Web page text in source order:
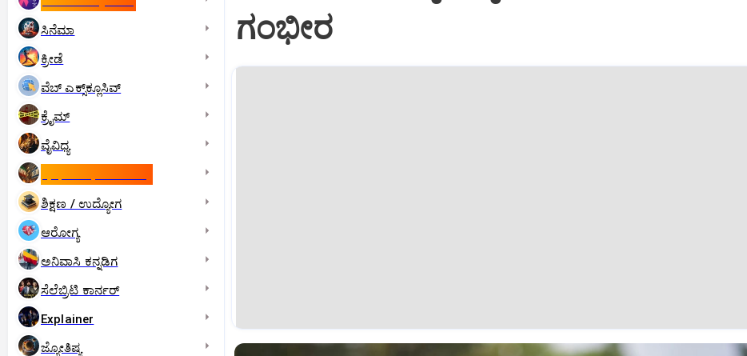
ಸಿನೆಮಾ
ಕ್ರೀಡೆ
ವೆಬ್ ಎಕ್ಸ್‌ಕ್ಲೂಸಿವ್
ಕ್ರೈಮ್
ವೈವಿಧ್ಯ
ಶಿಕ್ಷಣ / ಉದ್ಯೋಗ
ಆರೋಗ್ಯ
ಅನಿವಾಸಿ ಕನ್ನಡಿಗ
ಸೆಲೆಬ್ರಿಟಿ ಕಾರ್ನರ್‌
Explainer
ಜ್ಯೋತಿಷ್ಯ
ಗಂಭೀರ